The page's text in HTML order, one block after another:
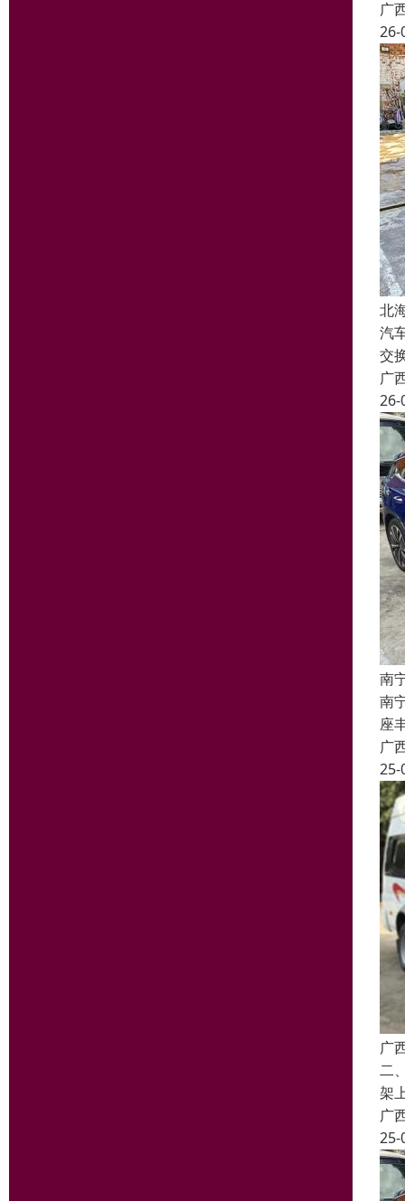
广
26-
北
汽
交
广
26-
南
南
座
广
25-
广
二
架
广
25-